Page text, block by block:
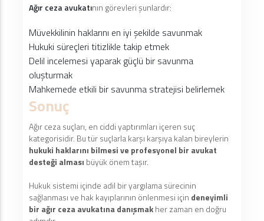
Ağır ceza avukatının görevleri şunlardır:
Müvekkilinin haklarını en iyi şekilde savunmak
Hukuki süreçleri titizlikle takip etmek
Delil incelemesi yaparak güçlü bir savunma
oluşturmak
Mahkemede etkili bir savunma stratejisi belirlemek
Sonuç
Ağır ceza suçları, en ciddi yaptırımları içeren suç
kategorisidir. Bu tür suçlarla karşı karşıya kalan bireylerin
hukuki haklarını bilmesi ve profesyonel bir avukat
desteği alması büyük önem taşır.
Hukuk sistemi içinde adil bir yargılama sürecinin
sağlanması ve hak kayıplarının önlenmesi için deneyimli
bir ağır ceza avukatına danışmakher zaman en doğru